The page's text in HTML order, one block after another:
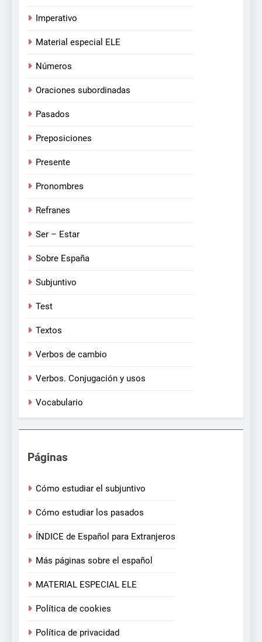
Imperativo
Material especial ELE
Números
Oraciones subordinadas
Pasados
Preposiciones
Presente
Pronombres
Refranes
Ser – Estar
Sobre España
Subjuntivo
Test
Textos
Verbos de cambio
Verbos. Conjugación y usos
Vocabulario
Páginas
Cómo estudiar el subjuntivo
Cómo estudiar los pasados
ÍNDICE de Español para Extranjeros
Más páginas sobre el español
MATERIAL ESPECIAL ELE
Política de cookies
Política de privacidad